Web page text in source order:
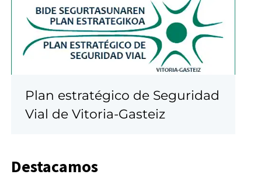
Plan estratégico de Seguridad
Vial de Vitoria-Gasteiz
Destacamos